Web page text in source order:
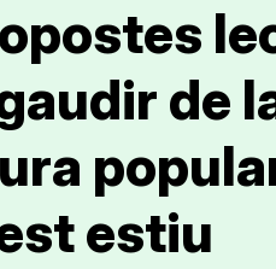
de
estiu